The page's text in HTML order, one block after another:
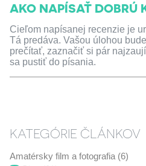
AKO NAPÍSAŤ DOBRÚ
Cieľom napísanej recenzie je
Tá predáva. Vašou úlohou
prečítať, zaznačiť si pár
sa pustiť do písania.
KATEGÓRIE ČLÁNKOV
Amatérsky film a fotografia (6)